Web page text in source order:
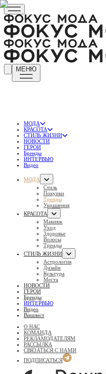
МЕНЮ
МОДА
КРАСОТА
СТИЛЬ ЖИЗНИ
НОВОСТИ
ГЕРОИ
Бренды
ИНТЕРВЬЮ
Видео
МОДА
Стиль
Покупки
Тренды
Украшения
КРАСОТА
Макияж
Уход
Здоровье
Волосы
Тренды
СТИЛЬ ЖИЗНИ
Астрология
Дизайн
Культура
Места
НОВОСТИ
ГЕРОИ
Бренды
ИНТЕРВЬЮ
Видео
Вишлист
О НАС
КОМАНДА
РЕКЛАМОДАТЕЛЯМ
РАССЫЛКА
СВЯЗАТЬСЯ С НАМИ
ПОДПИСАТЬСЯ